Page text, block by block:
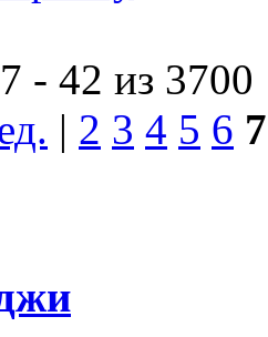
- 42 из 3700
| 2 3 4 5 6 7